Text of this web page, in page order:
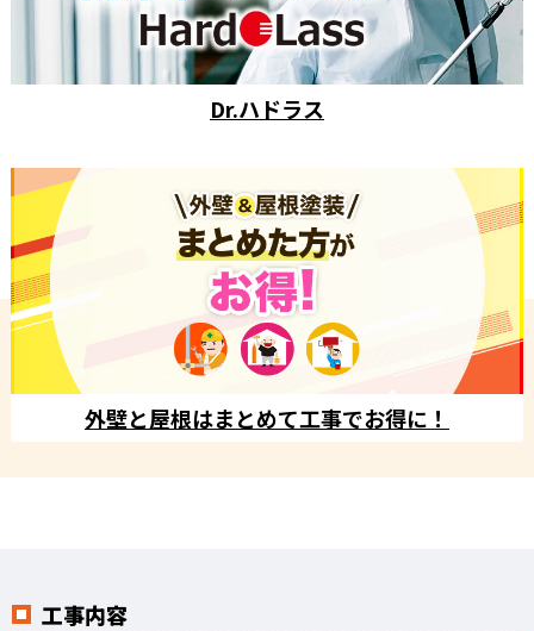
Dr.ハドラス
外壁と屋根はまとめて工事でお得に！
工事内容